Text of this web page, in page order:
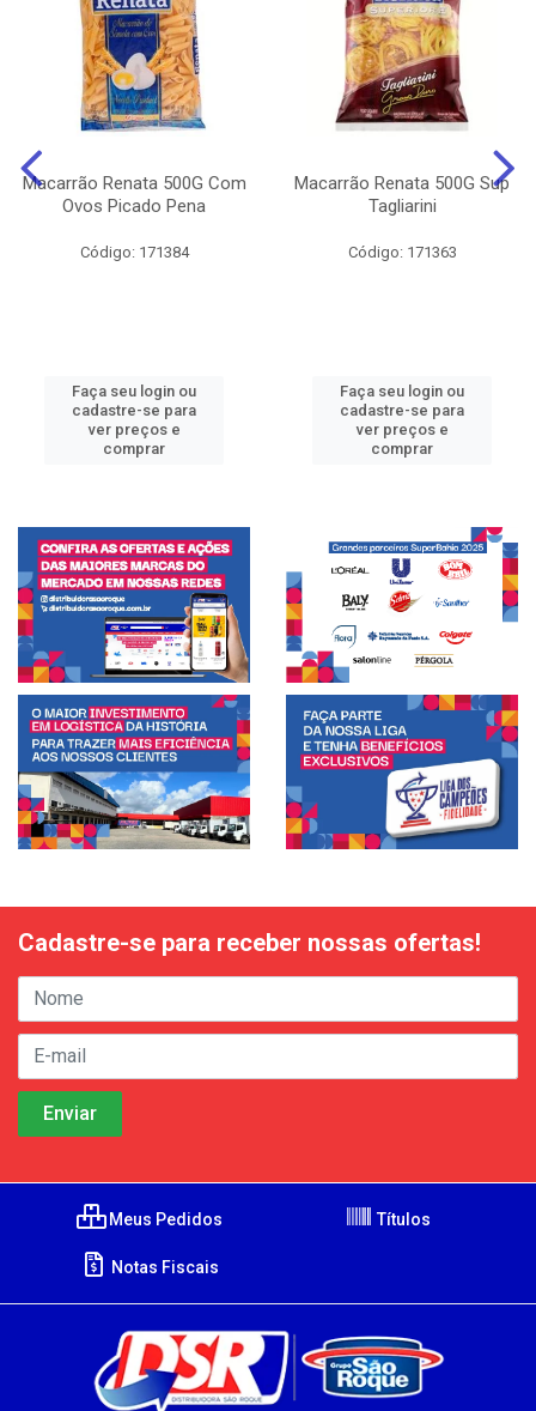
Macarrão Renata 500G Com
Ovos Picado Pena
Código: 171384
Faça seu login ou
cadastre-se para
ver preços e
comprar
Macarrão Renata 500G Sup
Tagliarini
Código: 171363
Faça seu login ou
cadastre-se para
ver preços e
comprar
Cadastre-se para receber nossas ofertas!
Meus Pedidos Títulos
Notas Fiscais